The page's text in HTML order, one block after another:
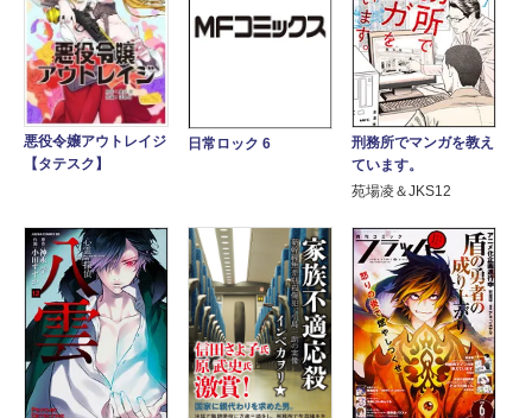
悪役令嬢アウトレイジ
【タテスク】
日常ロック 6
刑務所でマンガを教え
ています。
苑場凌＆JKS12